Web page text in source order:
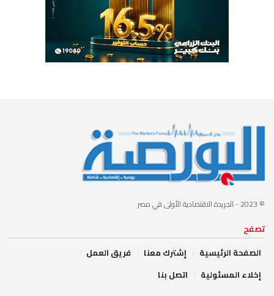
© 2023 - الجريدة الاقتصادية الأولى في مصر
تصفح
الصفحة الرئيسية
إشترك معنا
فريق العمل
إخلاء المسئولية
اتصل بنا